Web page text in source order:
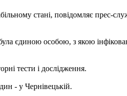
стані, повідомляє прес-
єдиною особою, з якою
тести і дослідження.
- у Чернівецькій.